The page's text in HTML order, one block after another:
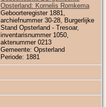
Opsterland: Kornelis Romkema
Geboorteregister 1881,
archiefnummer 30-28, Burgerlijke
Stand Opsterland - Tresoar,
inventarisnummer 1050,
aktenummer 0213
Gemeente: Opsterland
Periode: 1881